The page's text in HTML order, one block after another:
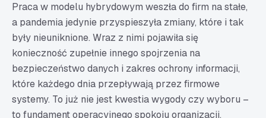
3. Pełna kontrola nad historią – kto co zrobił i kiedy
4. Szyfrowanie i ochrona danych w każdej lokalizacji
5. Kontrola udostępnień zewnętrznych
6. Korzystanie z zaufanych narzędzi i systemów
7. Polityka urządzeń w zakresie ochrony danych i
bezpieczne logowanie
8. Jasny proces postępowania w sytuacjach
Praca w modelu hybrydowym weszła do firm na stałe,
a pandemia jedynie przyspieszyła zmiany, które i tak
były nieuniknione. Wraz z nimi pojawiła się
konieczność zupełnie innego spojrzenia na
bezpieczeństwo danych i zakres ochrony informacji,
które każdego dnia przepływają przez firmowe
systemy. To już nie jest kwestia wygody czy wyboru –
to fundament operacyjnego spokoju organizacji.